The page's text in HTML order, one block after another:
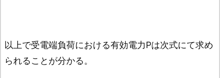
以上で受電端負荷における有効電力Pは次式にて求め
られることが分かる。